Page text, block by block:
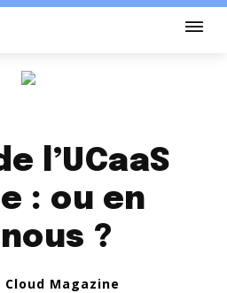
l’UCaaS
: ou en
?
Cloud Magazine